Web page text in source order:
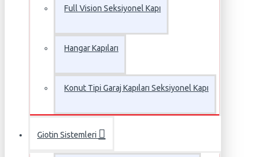
Full Vision Seksiyonel Kapı
Hangar Kapıları
Konut Tipi Garaj Kapıları Seksiyonel Kapı
Giotin Sistemleri